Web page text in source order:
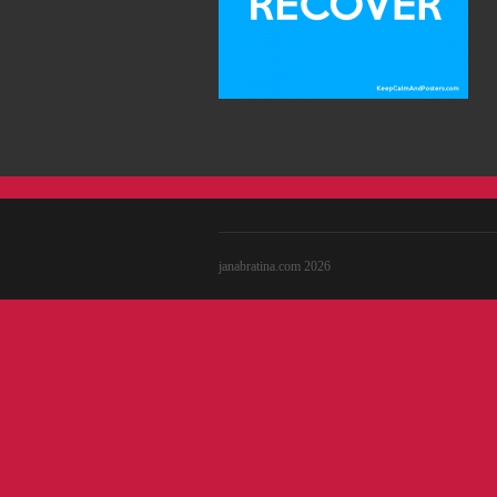
janabratina.com 2026